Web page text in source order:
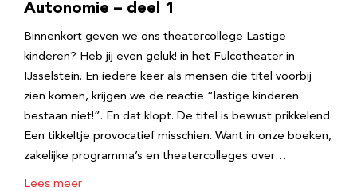
Autonomie – deel 1
Binnenkort geven we ons theatercollege Lastige
kinderen? Heb jij even geluk! in het Fulcotheater in
IJsselstein. En iedere keer als mensen die titel voorbij
zien komen, krijgen we de reactie “lastige kinderen
bestaan niet!”. En dat klopt. De titel is bewust prikkelend.
Een tikkeltje provocatief misschien. Want in onze boeken,
zakelijke programma’s en theatercolleges over…
Lees meer